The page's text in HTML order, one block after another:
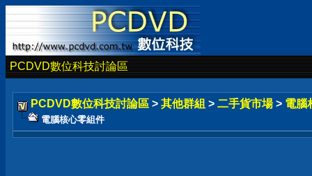
PCDVD數位科技討論區
PCDVD數位科技討論區 > 其他群組 > 二手貨市場 > 電腦
電腦核心零組件